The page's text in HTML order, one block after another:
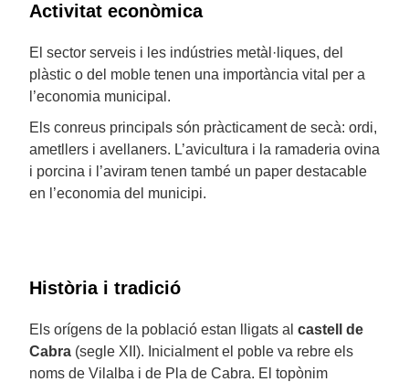
Activitat econòmica
El sector serveis i les indústries metàl·liques, del
plàstic o del moble tenen una importància vital per a
l’economia municipal.
Els conreus principals són pràcticament de secà: ordi,
ametllers i avellaners. L’avicultura i la ramaderia ovina
i porcina i l’aviram tenen també un paper destacable
en l’economia del municipi.
Història i tradició
Els orígens de la població estan lligats al castell de
Cabra (segle XII). Inicialment el poble va rebre els
noms de Vilalba i de Pla de Cabra. El topònim